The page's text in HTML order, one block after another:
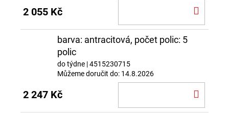
2 055 Kč
barva: antracitová, počet polic: 5
polic
do týdne | 4515230715
Můžeme doručit do: 14.8.2026
2 247 Kč